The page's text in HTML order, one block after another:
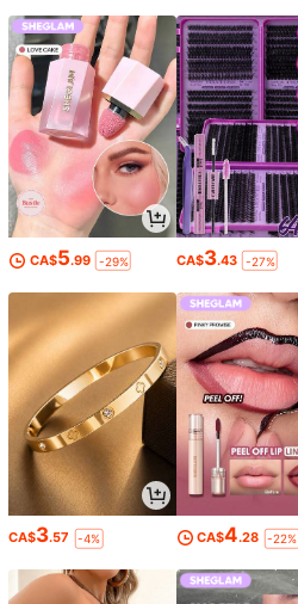
CA$5.99 -29% CA$3.43 -27%
CA$3.57 -4% CA$4.28 -22%